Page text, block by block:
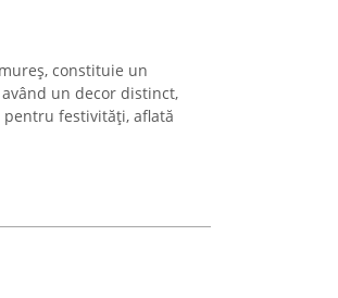
constituie un
un decor distinct,
festivități, aflată